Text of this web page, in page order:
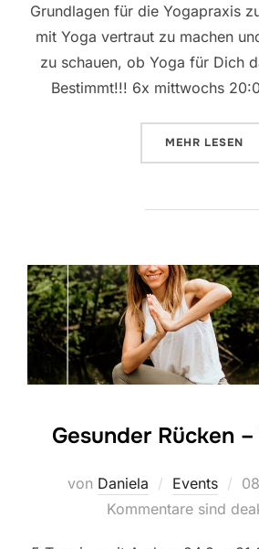
Grundlagen für die Yogapraxis
mit Yoga vertraut zu machen
zu schauen, ob Yoga für Dich
Bestimmt!!! 6x mittwochs
MEHR ÜBER
LESEN
Gesunder Rücken
von Daniela Events
Kommentare sind